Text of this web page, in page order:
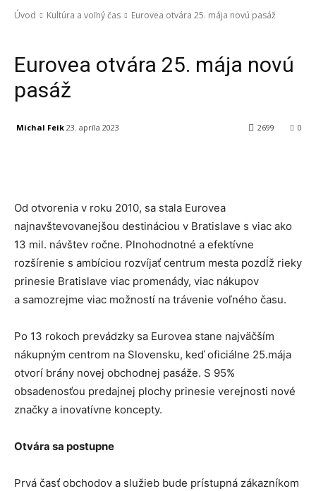
Úvod Kultúra a voľný čas Eurovea otvára 25. mája novú pasáž
Eurovea otvára 25. mája novú
pasáž
Michal Feik 23. apríla 2023 0
2699
Od otvorenia v roku 2010, sa stala Eurovea
najnavštevovanejšou destináciou v Bratislave s viac ako
13 mil. návštev ročne. Plnohodnotné a efektívne
rozšírenie s ambíciou rozvíjať centrum mesta pozdĺž rieky
prinesie Bratislave viac promenády, viac nákupov
a samozrejme viac možností na trávenie voľného času.
Po 13 rokoch prevádzky sa Eurovea stane najväčším
nákupným centrom na Slovensku, keď oficiálne 25.mája
otvorí brány novej obchodnej pasáže. S 95%
obsadenosťou predajnej plochy prinesie verejnosti nové
značky a inovatívne koncepty.
Otvára sa postupne
Prvá časť obchodov a služieb bude prístupná zákazníkom